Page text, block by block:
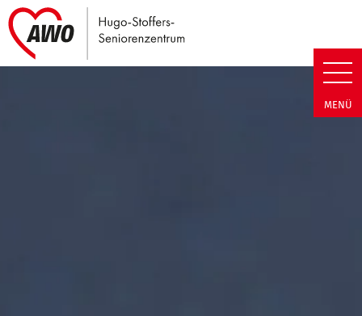
Hugo-Stoffers-
MENÜ